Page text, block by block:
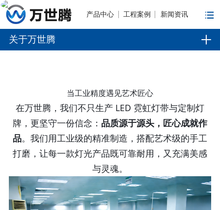
产品中心 工程案例 新闻资讯
关于万世腾
当工业精度遇见艺术匠心
在万世腾，我们不只生产 LED 霓虹灯带与定制灯
牌，更坚守一份信念： 品质源于源头，匠心成就作
品。我们用工业级的精准制造，搭配艺术级的手工
打磨，让每一款灯光产品既可靠耐用，又充满美感
与灵魂。